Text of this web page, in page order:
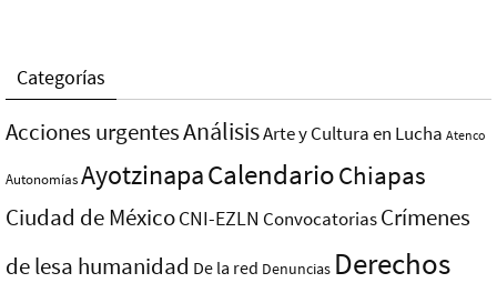
Categorías
Acciones urgentesAnálisisArte y Cultura en Lucha Atenco
AutonomíasAyotzinapaCalendarioChiapas
Ciudad de MéxicoCNI-EZLN ConvocatoriasCrímenes
de lesa humanidad De la red Denuncias Derechos